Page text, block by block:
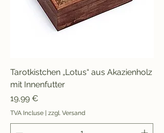
Tarotkistchen „Lotus“ aus Akazienholz
mit Innenfutter
Prix
19,99 €
TVA Incluse | zzgl. Versand